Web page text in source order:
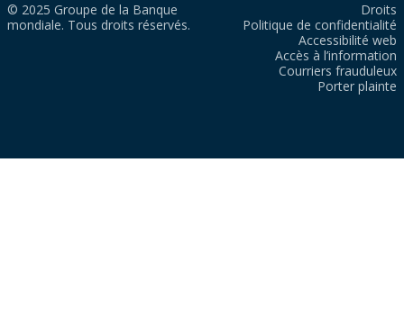
© 2025 Groupe de la Banque
mondiale. Tous droits réservés.
Droits
Politique de confidentialité
Accessibilité web
Accès à l’information
Courriers frauduleux
Porter plainte